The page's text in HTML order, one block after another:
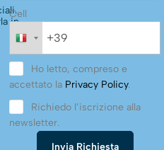
in
Cell
Ho letto, compreso e
accettato la Privacy Policy.
Richiedo l’iscrizione alla
newsletter.